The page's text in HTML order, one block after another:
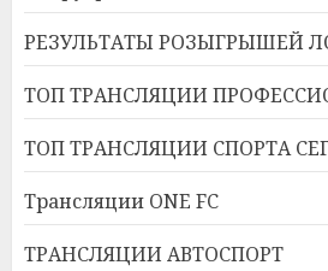
РЕЗУЛЬТАТЫ РОЗЫГРЫШЕЙ
ТОП ТРАНСЛЯЦИИ
ТОП ТРАНСЛЯЦИИ СПОРТА
Трансляции ONE FC
ТРАНСЛЯЦИИ АВТОСПОРТ